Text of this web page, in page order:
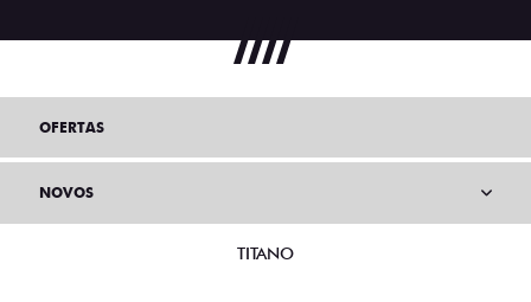
OFERTAS
NOVOS
TITANO